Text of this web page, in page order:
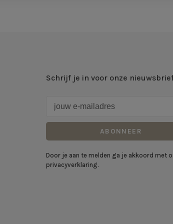
Schrijf je in voor onze
ABONNEER
Door je aan te melden ga je akkoord met
privacyverklaring.